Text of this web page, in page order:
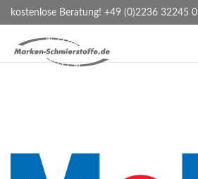
kostenlose Beratung! +49 (0)2236 32245 0